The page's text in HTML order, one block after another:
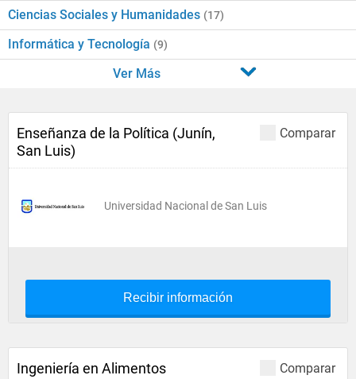
Ciencias Sociales y Humanidades (17)
Informática y Tecnología (9)
Ver Más
Comparar
Enseñanza de la Política (Junín,
San Luis)
Universidad Nacional de San Luis
Recibir información
Comparar
Ingeniería en Alimentos